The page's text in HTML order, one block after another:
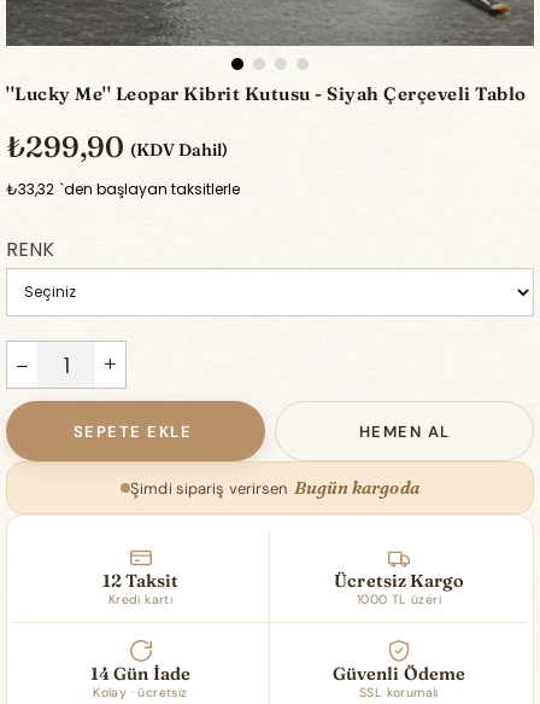
''Lucky Me'' Leopar Kibrit Kutusu - Siyah Çerçeveli Tablo
₺299,90 (KDV Dahil)
₺33,32 `den başlayan taksitlerle
RENK
Şimdi sipariş verirsen Bugün kargoda
12 Taksit
Kredi kartı
Ücretsiz Kargo
1000 TL üzeri
14 Gün İade
Kolay · ücretsiz
Güvenli Ödeme
SSL korumalı